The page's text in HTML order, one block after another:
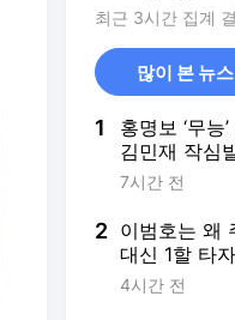
최근 3시간 집계
많이 본 뉴스
1
홍명보 ‘무능
김민재 작심
가지 전술 패
7시간 전
2 이범호는 왜
대신 1할 타
나… 복잡한
4시간 전